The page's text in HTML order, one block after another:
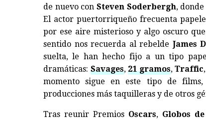
de nuevo con Steven Soderbergh,
El actor puertorriqueño frecuenta
por ese aire misterioso y algo oscuro
sentido nos recuerda al rebelde James
suelta, le han hecho fijo a un tipo
dramáticas: Savages,21 gramos,Traffic,
momento sigue en este tipo de
producciones más taquilleras y de otros
Tras reunir Premios Oscars, Globos